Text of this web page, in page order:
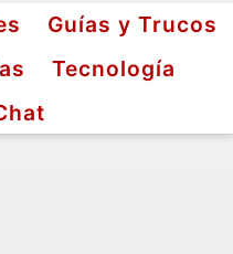
Guías y Trucos
Tecnología